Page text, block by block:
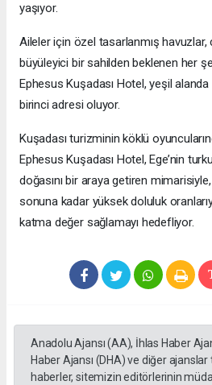
yaşıyor.
Aileler için özel tasarlanmış havuzlar,
büyüleyici bir sahilden beklenen her
Ephesus Kuşadası Hotel, yeşil
birinci adresi oluyor.
Kuşadası turizminin köklü
Ephesus Kuşadası Hotel, Ege’nin
doğasını bir araya getiren
sonuna kadar yüksek doluluk
katma değer sağlamayı hedefliyor.
Anadolu Ajansı (AA), İhlas Haber
Haber Ajansı (DHA) ve diğer
haberler, sitemizin editörlerinin